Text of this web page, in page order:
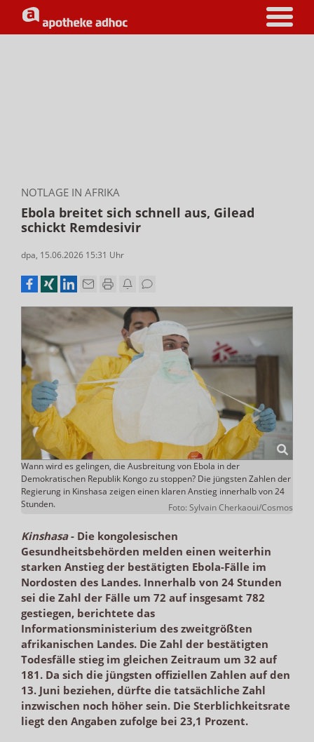
NOTLAGE IN AFRIKA
Ebola breitet sich schnell aus, Gilead
schickt Remdesivir
dpa, 15.06.2026 15:31 Uhr
Wann wird es gelingen, die Ausbreitung von Ebola in der
Demokratischen Republik Kongo zu stoppen? Die jüngsten Zahlen der
Regierung in Kinshasa zeigen einen klaren Anstieg innerhalb von 24
Stunden.
Foto: Sylvain Cherkaoui/Cosmos
Kinshasa- Die kongolesischen
Gesundheitsbehörden melden einen weiterhin
starken Anstieg der bestätigten Ebola-Fälle im
Nordosten des Landes. Innerhalb von 24 Stunden
sei die Zahl der Fälle um 72 auf insgesamt 782
gestiegen, berichtete das
Informationsministerium des zweitgrößten
afrikanischen Landes. Die Zahl der bestätigten
Todesfälle stieg im gleichen Zeitraum um 32 auf
181. Da sich die jüngsten offiziellen Zahlen auf den
13. Juni beziehen, dürfte die tatsächliche Zahl
inzwischen noch höher sein. Die Sterblichkeitsrate
liegt den Angaben zufolge bei 23,1 Prozent.